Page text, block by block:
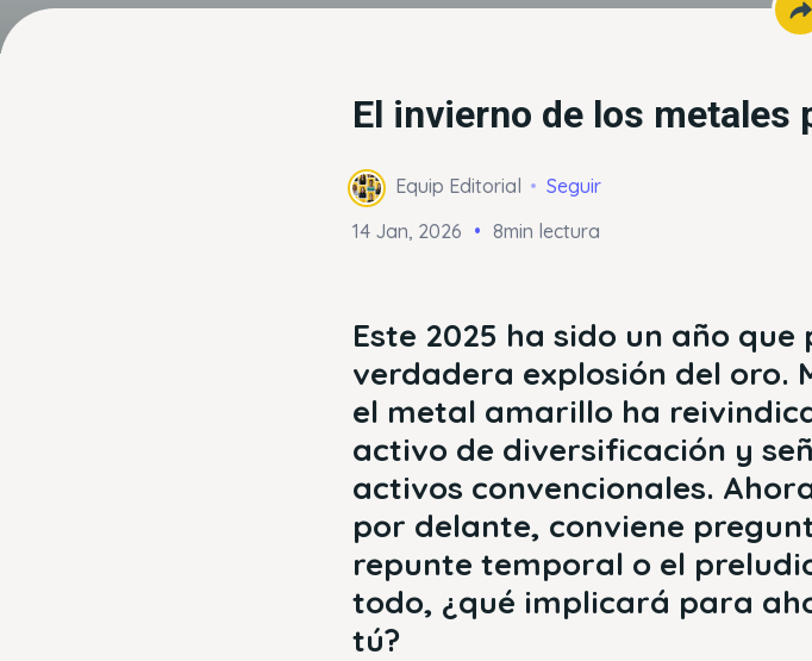
El invierno de los metales
Equip Editorial
Seguir
14 Jan, 2026
8min lectura
Este 2025 ha sido un año
verdadera explosión del oro.
el metal amarillo ha
activo de diversificación y
activos convencionales.
por delante, conviene
repunte temporal o el
todo, ¿qué implicará para
tú?